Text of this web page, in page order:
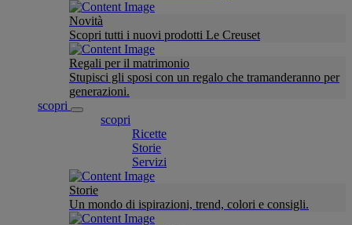
Novità
Scopri tutti i nuovi prodotti Le Creuset
Regali per il matrimonio
Stupisci gli sposi con un regalo che tramanderanno per
generazioni.
scopri
scopri
Ricette
Storie
Servizi
Storie
Un mondo di ispirazioni, trend, colori e consigli.